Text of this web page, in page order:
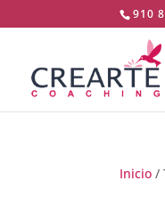
910
Inicio /